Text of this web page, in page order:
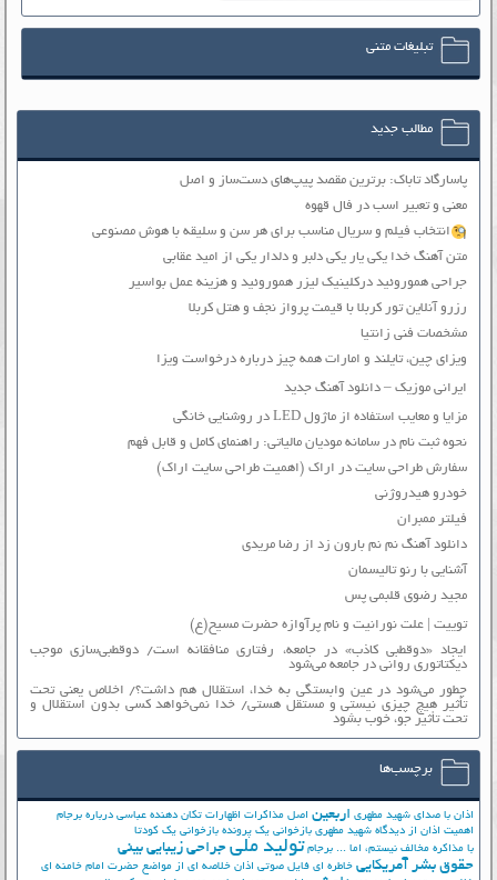
تبلیغات متنی
مطالب جدید
پاسارگاد تاباک: برترین مقصد پیپ‌های دست‌ساز و اصل
معنی و تعبیر اسب در فال قهوه
انتخاب فیلم و سریال مناسب برای هر سن و سلیقه با هوش مصنوعی
متن آهنگ خدا یکی یار یکی دلبر و دلدار یکی از امید عقابی
جراحی هموروئید درکلینیک لیزر هموروئید و هزینه عمل بواسیر
رزرو آنلاین تور کربلا با قیمت پرواز نجف و هتل کربلا
مشخصات فنی زانتیا
ویزای چین، تایلند و امارات همه چیز درباره درخواست ویزا
ایرانی موزیک – دانلود آهنگ جدید
مزایا و معایب استفاده از ماژول LED در روشنایی خانگی
نحوه ثبت نام در سامانه مودیان مالیاتی: راهنمای کامل و قابل فهم
سفارش طراحی سایت در اراک (اهمیت طراحی سایت اراک)
خودرو هیدروژنی
فیلتر ممبران
دانلود آهنگ نم نم بارون زد از رضا مریدی
آشنایی با رنو تالیسمان
مجید رضوی قلبمی پس
توییت | علت نورانیت و نام پرآوازه حضرت مسیح(ع)
ایجاد «دوقطبی کاذب» در جامعه، رفتاری منافقانه است/ دوقطبی‌سازی موجب
دیکتاتوری روانی در جامعه می‌شود
چطور می‌شود در عین وابستگی به خدا، استقلال هم داشت؟/ اخلاص یعنی تحت
تأثیر هیچ چیزی نیستی و مستقل هستی/ خدا نمی‌خواهد کسی بدون استقلال و
تحت تأثیر جوّ، خوب بشود
برچسب‌ها
اذان با صدای شهید مطهری اربعین اصل مذاکرات اظهارات تکان دهنده عباسی درباره برجام
اهمیت اذان از دیدگاه شهید مطهری بازخوانی یک پرونده بازخوانی یک کودتا
با مذاکره مخالف نیستم، اما ... برجام تولید ملی جراحی زیبایی بینی
حقوق بشر آمریکایی خاطره ای فایل صوتی اذان خلاصه ای از مواضع حضرت امام خامنه ای